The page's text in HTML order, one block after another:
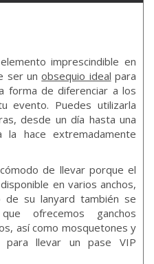
imprescindible en
ser unobsequio ideal para
forma de diferenciar a los
evento. Puedes utilizarla
desde un día hasta una
hace extremadamente
de llevar porque el
en varios anchos,
su lanyard también se
ofrecemos ganchos
así como mosquetones y
para llevar un pase VIP